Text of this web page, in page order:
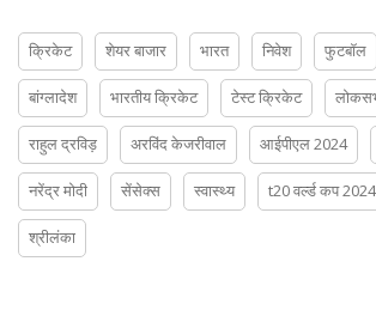
क्रिकेट शेयर बाजार भारत निवेश फुटबॉल
बांग्लादेश भारतीय क्रिकेट टेस्ट क्रिकेट
राहुल द्रविड़ अरविंद केजरीवाल आईपीएल 2024
नरेंद्र मोदी सेंसेक्स स्वास्थ्य t20 वर्ल्ड कप 2024
श्रीलंका